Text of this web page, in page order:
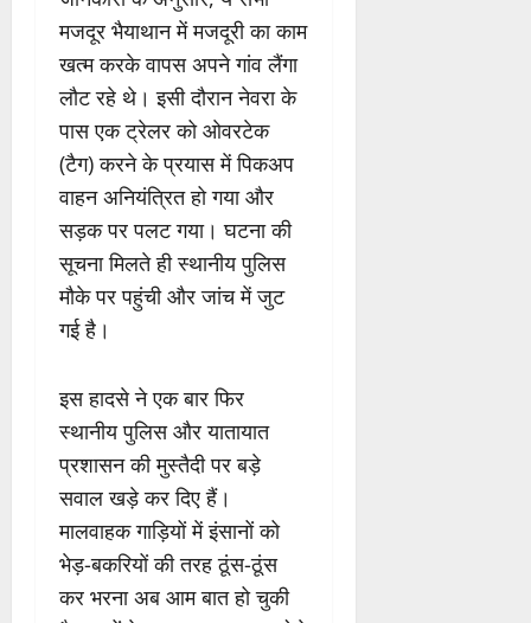
मजदूर भैयाथान में मजदूरी का काम
खत्म करके वापस अपने गांव लैंगा
लौट रहे थे। इसी दौरान नेवरा के
पास एक ट्रेलर को ओवरटेक
(टैग) करने के प्रयास में पिकअप
वाहन अनियंत्रित हो गया और
सड़क पर पलट गया। घटना की
सूचना मिलते ही स्थानीय पुलिस
मौके पर पहुंची और जांच में जुट
गई है।
इस हादसे ने एक बार फिर
स्थानीय पुलिस और यातायात
प्रशासन की मुस्तैदी पर बड़े
सवाल खड़े कर दिए हैं।
मालवाहक गाड़ियों में इंसानों को
भेड़-बकरियों की तरह ठूंस-ठूंस
कर भरना अब आम बात हो चुकी